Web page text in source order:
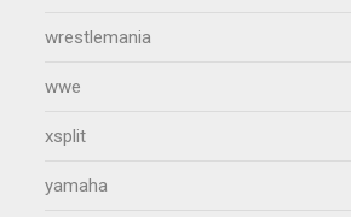
wrestlemania
wwe
xsplit
yamaha